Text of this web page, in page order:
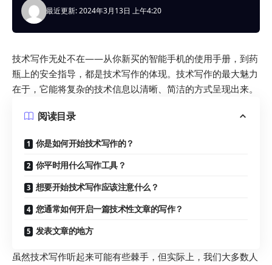
最近更新: 2024年3月13日 上午4:20
技术写作无处不在——从你新买的智能手机的使用手册，到药
瓶上的安全指导，都是技术写作的体现。技术写作的最大魅力
在于，它能将复杂的技术信息以清晰、简洁的方式呈现出来。
阅读目录
你是如何开始技术写作的？
你平时用什么写作工具？
想要开始技术写作应该注意什么？
您通常如何开启一篇技术性文章的写作？
发表文章的地方
虽然技术写作听起来可能有些棘手，但实际上，我们大多数人